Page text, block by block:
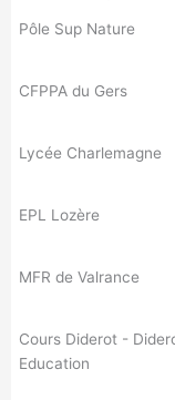
Pôle Sup Nature
CFPPA du Gers
Lycée Charlemagne
EPL Lozère
MFR de Valrance
Cours Diderot -
Education